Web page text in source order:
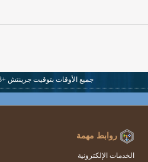
جميع الأوقات بتوقيت جرينتش +3 ساعات. الوقت الآن هو
روابط مهمة
الخدمات الإلكترونية